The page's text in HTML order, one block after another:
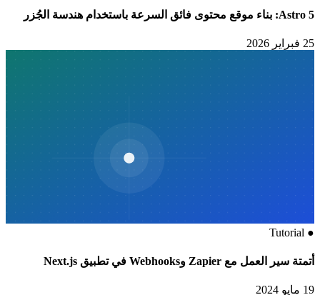
Astro 5: بناء موقع محتوى فائق السرعة باستخدام هندسة الجُزر
25 فبراير 2026
●
Tutorial
أتمتة سير العمل مع Zapier وWebhooks في تطبيق Next.js
19 مايو 2024